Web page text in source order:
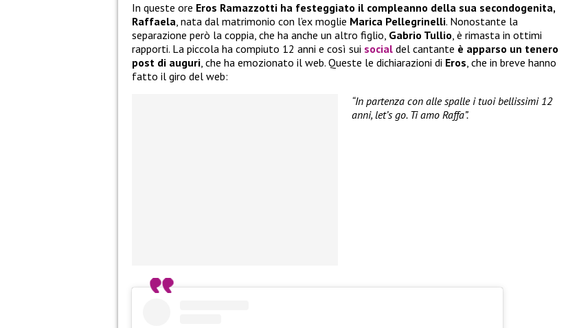
In queste ore Eros Ramazzotti ha festeggiato il compleanno della sua secondogenita,
Raffaela, nata dal matrimonio con l’ex moglie Marica Pellegrinelli. Nonostante la
separazione però la coppia, che ha anche un altro figlio, Gabrio Tullio, è rimasta in ottimi
rapporti. La piccola ha compiuto 12 anni e così sui social del cantante è apparso un tenero
post di auguri, che ha emozionato il web. Queste le dichiarazioni di Eros, che in breve hanno
fatto il giro del web:
“In partenza con alle spalle i tuoi bellissimi 12
anni, let’s go. Ti amo Raffa”.